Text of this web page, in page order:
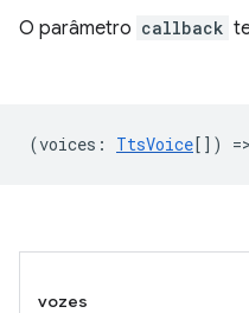
O parâmetro callback
(voices : TtsVoice[]) =>
vozes